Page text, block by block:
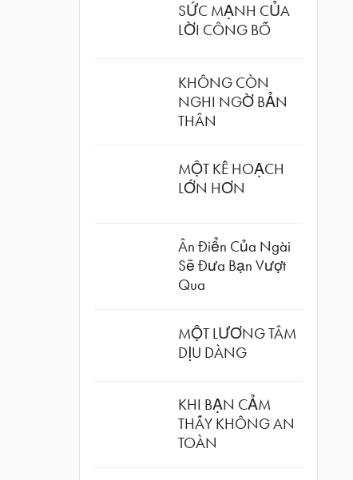
SỨC MẠNH CỦA
LỜI CÔNG BỐ
KHÔNG CÒN
NGHI NGỜ BẢN
THÂN
MỘT KẾ HOẠCH
LỚN HƠN
Ân Điển Của Ngài
Sẽ Đưa Bạn Vượt
Qua
MỘT LƯƠNG TÂM
DỊU DÀNG
KHI BẠN CẢM
THẤY KHÔNG AN
TOÀN